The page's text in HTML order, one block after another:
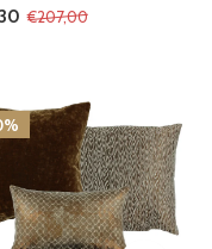
€207,00